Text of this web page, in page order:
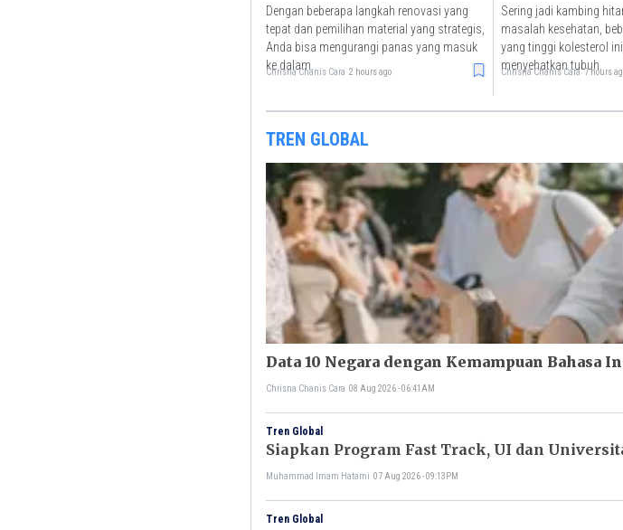
Dengan beberapa langkah renovasi yang
tepat dan pemilihan material yang strategis,
Anda bisa mengurangi panas yang masuk
ke dalam.
Chrisna Chanis Cara 2 hours ago
Sering jadi kambing
masalah kesehatan,
yang tinggi kolesterol
menyehatkan tubuh.
Chrisna Chanis Cara 7 hours
TREN GLOBAL
Data 10 Negara dengan Kemampuan Bahasa
Chrisna Chanis Cara 08 Aug 2026 - 06:41AM
Tren Global
Siapkan Program Fast Track, UI dan
Muhammad Imam Hatami 07 Aug 2026 - 09:13PM
Tren Global